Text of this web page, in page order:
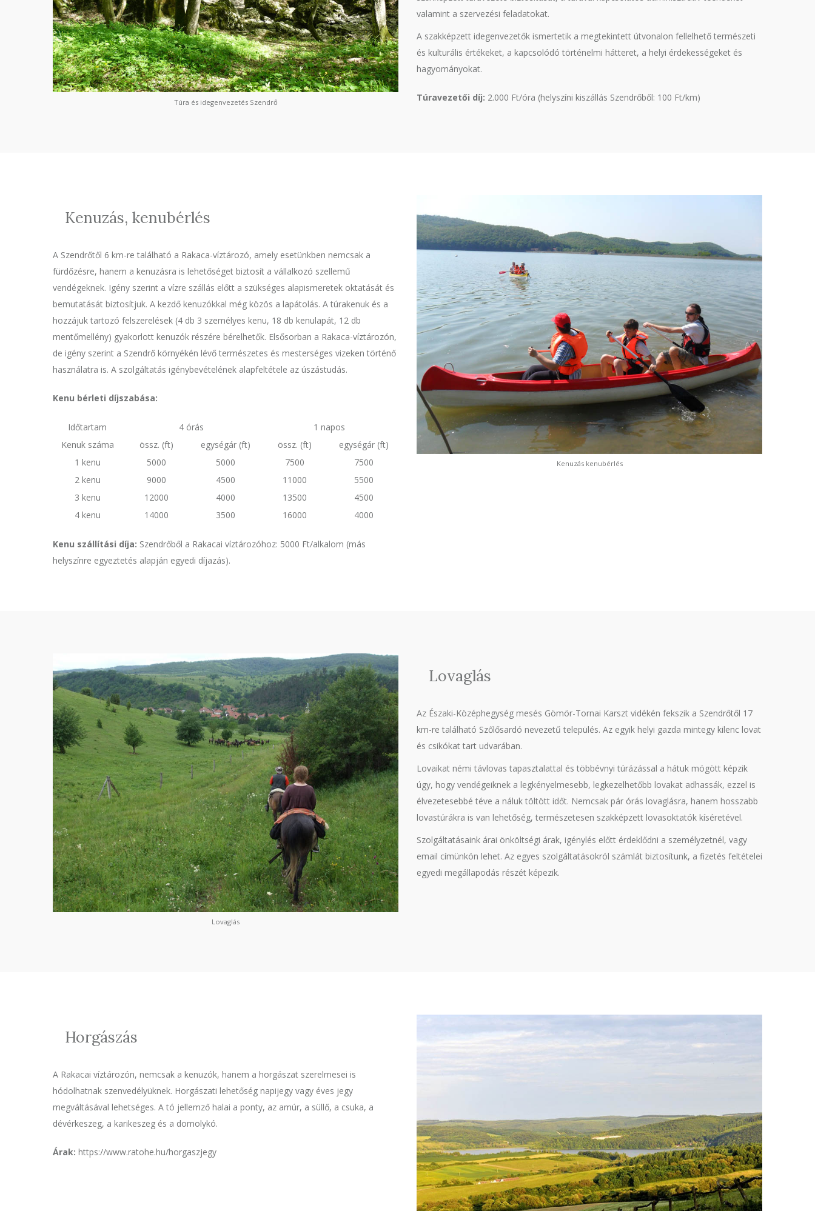
Túra és idegenvezetés Szendrő
valamint a szervezési feladatokat.
A szakképzett idegenvezetők ismertetik a megtekintett útvonalon fellelhető természeti
és kulturális értékeket, a kapcsolódó történelmi hátteret, a helyi érdekességeket és
hagyományokat.
Túravezetői díj: 2.000 Ft/óra (helyszíni kiszállás Szendrőből: 100 Ft/km)
Kenuzás, kenubérlés
A Szendrőtől 6 km-re található a Rakaca-víztározó, amely esetünkben nemcsak a
fürdőzésre, hanem a kenuzásra is lehetőséget biztosít a vállalkozó szellemű
vendégeknek. Igény szerint a vízre szállás előtt a szükséges alapismeretek oktatását és
bemutatását biztosítjuk. A kezdő kenuzókkal még közös a lapátolás. A túrakenuk és a
hozzájuk tartozó felszerelések (4 db 3 személyes kenu, 18 db kenulapát, 12 db
mentőmellény) gyakorlott kenuzók részére bérelhetők. Elsősorban a Rakaca-víztározón,
de igény szerint a Szendrő környékén lévő természetes és mesterséges vizeken történő
használatra is. A szolgáltatás igénybevételének alapfeltétele az úszástudás.
Kenu bérleti díjszabása:
Időtartam 4 órás
1 napos
Kenuk száma
össz. (ft) egységár (ft) össz. (ft)
egységár (ft)
1 kenu
5000 5000 7500
7500
2 kenu
9000 4500 11000
5500
3 kenu
12000 4000 13500
4500
4 kenu
14000 3500 16000 4000
Kenu szállítási díja: Szendrőből a Rakacai víztározóhoz: 5000 Ft/alkalom (más
helyszínre egyeztetés alapján egyedi díjazás).
Kenuzás kenubérlés
Lovaglás
Lovaglás
Az Északi-Középhegység mesés Gömör-Tornai Karszt vidékén fekszik a Szendrőtől 17
km-re található Szőlősardó nevezetű település. Az egyik helyi gazda mintegy kilenc lovat
és csikókat tart udvarában.
Lovaikat némi távlovas tapasztalattal és többévnyi túrázással a hátuk mögött képzik
úgy, hogy vendégeiknek a legkényelmesebb, legkezelhetőbb lovakat adhassák, ezzel is
élvezetesebbé téve a náluk töltött időt. Nemcsak pár órás lovaglásra, hanem hosszabb
lovastúrákra is van lehetőség, természetesen szakképzett lovasoktatók kíséretével.
Szolgáltatásaink árai önköltségi árak, igénylés előtt érdeklődni a személyzetnél, vagy
email címünkön lehet. Az egyes szolgáltatásokról számlát biztosítunk, a fizetés feltételei
egyedi megállapodás részét képezik.
Horgászás
A Rakacai víztározón, nemcsak a kenuzók, hanem a horgászat szerelmesei is
hódolhatnak szenvedélyüknek. Horgászati lehetőség napijegy vagy éves jegy
megváltásával lehetséges. A tó jellemző halai a ponty, az amúr, a süllő, a csuka, a
dévérkeszeg, a karikeszeg és a domolykó.
Árak: https://www.ratohe.hu/horgaszjegy